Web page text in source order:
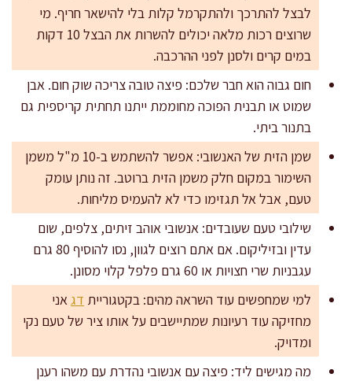
לבצל להתרכך ולהתקרמל קלות בלי להישאר חריף. מי
שרוצים רכות מלאה יכולים להשרות את הבצל 10 דקות
במים קרים ולסנן לפני ההרכבה.
חום גבוה הוא חבר שלכם: פיצה טובה צריכה שוק חום. אבן
שמוט או תבנית הפוכה מחוממת ייתנו תחתית קריספית גם
בתנור ביתי.
שמן הזית של האנשובי: אפשר להשתמש ב-10 מ"ל משמן
השימור במקום חלק משמן הזית ברוטב. זה נותן עומק
טעם, אבל אל תגזימו כדי לא להעמיס מליחות.
שילובי טעם שעובדים: אנשובי אוהב זיתים, צלפים, שום
עדין ובזיליקום. אם אתם רוצים לגוון, נסו להוסיף 80 גרם
עגבניות שרי חצויות או 60 גרם פלפל קלוי מסונן.
למי שמחפשים עוד השראה מהים: בקטגוריית דגאני
מחזיקה עוד רעיונות שמתיישבים על אותו ציר של טעם נקי
ומדויק.
מה מגישים ליד: פיצה עם אנשובי נהדרת עם משהו רענן